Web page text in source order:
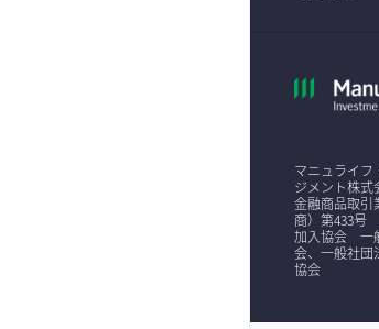
マニュライフ
ジメント株式
金融商品取
商）第433号
加入協会 一
会、一般社団
協会